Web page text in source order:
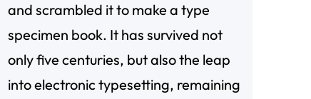
and scrambled it to make a type
specimen book. It has survived not
only five centuries, but also the leap
into electronic typesetting, remaining